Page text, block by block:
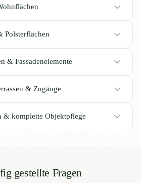
Polsterflächen
& Fassadenelemente
& Zugänge
& komplette Objektpflege
gestellte Fragen